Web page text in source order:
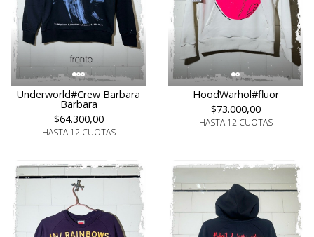
Underworld#Crew Barbara
Barbara
$64.300,00
HASTA 12 CUOTAS
HoodWarhol#fluor
$73.000,00
HASTA 12 CUOTAS